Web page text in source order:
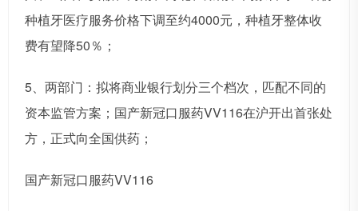
种植牙医疗服务价格下调至约4000元，种植牙整体收
费有望降50％；
5、两部门：拟将商业银行划分三个档次，匹配不同的
资本监管方案；国产新冠口服药VV116在沪开出首张处
方，正式向全国供药；
国产新冠口服药VV116